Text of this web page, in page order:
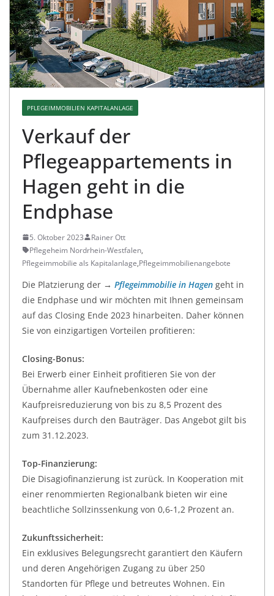
PFLEGEIMMOBILIEN KAPITALANLAGE
Verkauf der
Pflegeappartements in
Hagen geht in die
Endphase
5. Oktober 2023
Rainer Ott
Pflegeheim Nordrhein-Westfalen,
Pflegeimmobilie als Kapitalanlage,Pflegeimmobilienangebote
Die Platzierung der → Pflegeimmobilie in Hagen geht in
die Endphase und wir möchten mit Ihnen gemeinsam
auf das Closing Ende 2023 hinarbeiten. Daher können
Sie von einzigartigen Vorteilen profitieren:
Closing-Bonus:
Bei Erwerb einer Einheit profitieren Sie von der
Übernahme aller Kaufnebenkosten oder eine
Kaufpreisreduzierung von bis zu 8,5 Prozent des
Kaufpreises durch den Bauträger. Das Angebot gilt bis
zum 31.12.2023.
Top-Finanzierung:
Die Disagiofinanzierung ist zurück. In Kooperation mit
einer renommierten Regionalbank bieten wir eine
beachtliche Sollzinssenkung von 0,6-1,2 Prozent an.
Zukunftssicherheit:
Ein exklusives Belegungsrecht garantiert den Käufern
und deren Angehörigen Zugang zu über 250
Standorten für Pflege und betreutes Wohnen. Ein